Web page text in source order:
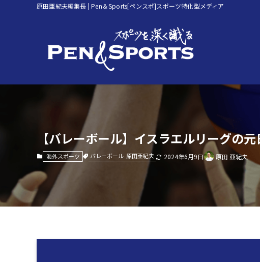
原田亜紀夫編集長 | Pen＆Sports[ペンスポ]スポーツ特化型メディア
【バレーボール】イスラエルリーグの
海外スポーツ バレーボール 原田亜紀夫 2024年6月9日 原田 亜紀夫